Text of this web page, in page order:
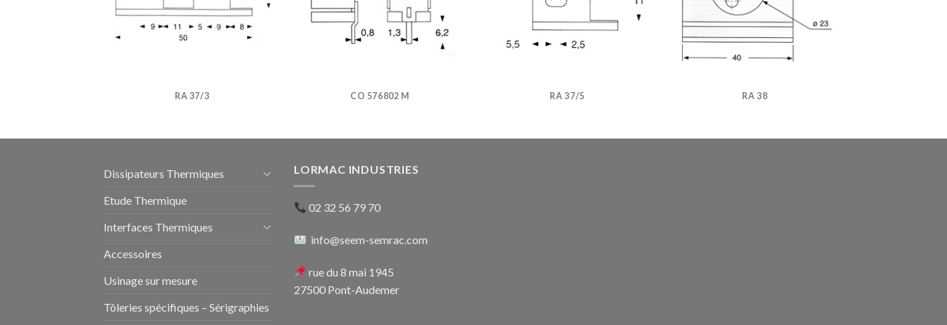
RA 37/3 CO 576802 M RA 37/5 RA 38
Dissipateurs Thermiques
Etude Thermique
Interfaces Thermiques
Accessoires
Usinage sur mesure
Tôleries spécifiques – Sérigraphies
LORMAC INDUSTRIES
02 32 56 79 70
info@seem-semrac.com
rue du 8 mai 1945
27500 Pont-Audemer